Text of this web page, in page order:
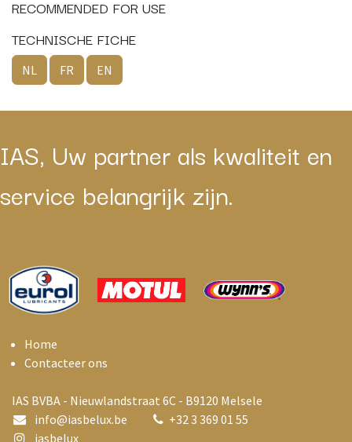
RECOMMENDED FOR USE
TECHNISCHE FICHE
NL FR EN
IAS, Uw partner als kwaliteit en
service belangrijk zijn.
Home
Contacteer ons
IAS BVBA - Nieuwlandstraat 6C - B9120 Melsele
info@iasbelux.be +32 3 369 01 55
iasbelux